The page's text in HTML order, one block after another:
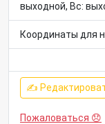
выходной, Вс:
Координаты для
✍
Пожаловаться 😞